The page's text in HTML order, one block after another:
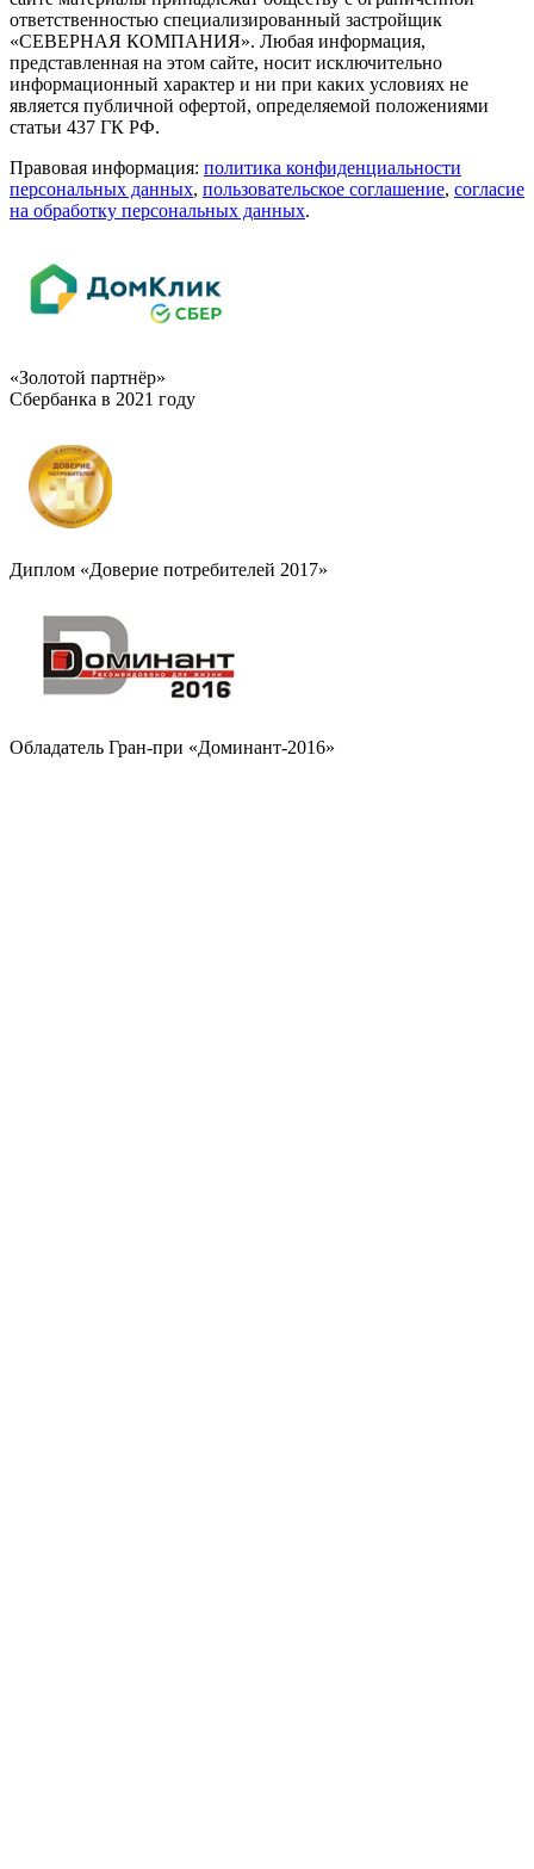
ответственностью специализированный застройщик
«СЕВЕРНАЯ КОМПАНИЯ». Любая информация,
представленная на этом сайте, носит исключительно
информационный характер и ни при каких условиях не
является публичной офертой, определяемой положениями
статьи 437 ГК РФ.
Правовая информация: политика конфиденциальности
персональных данных, пользовательское cоглашение, cогласие
на обработку персональных данных.
«Золотой партнёр»
Сбербанка в 2021 году
Диплом «Доверие потребителей 2017»
Обладатель Гран-при «Доминант-2016»